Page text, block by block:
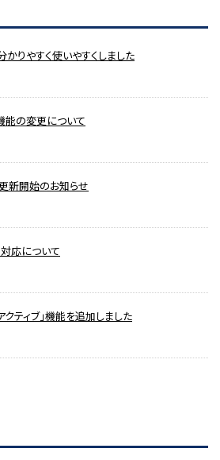
りやすく使いやすくしました
能の変更について
新開始のお知らせ
応について
ティブ」機能を追加しました